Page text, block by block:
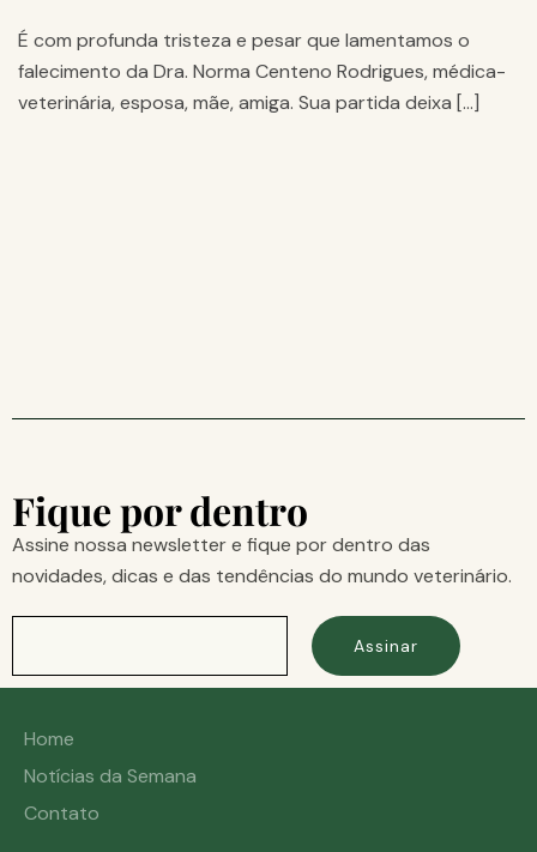
É com profunda tristeza e pesar que lamentamos o
falecimento da Dra. Norma Centeno Rodrigues, médica-
veterinária, esposa, mãe, amiga. Sua partida deixa […]
Fique por dentro
Assine nossa newsletter e fique por dentro das
novidades, dicas e das tendências do mundo veterinário.
Assinar
Home
Notícias da Semana
Contato